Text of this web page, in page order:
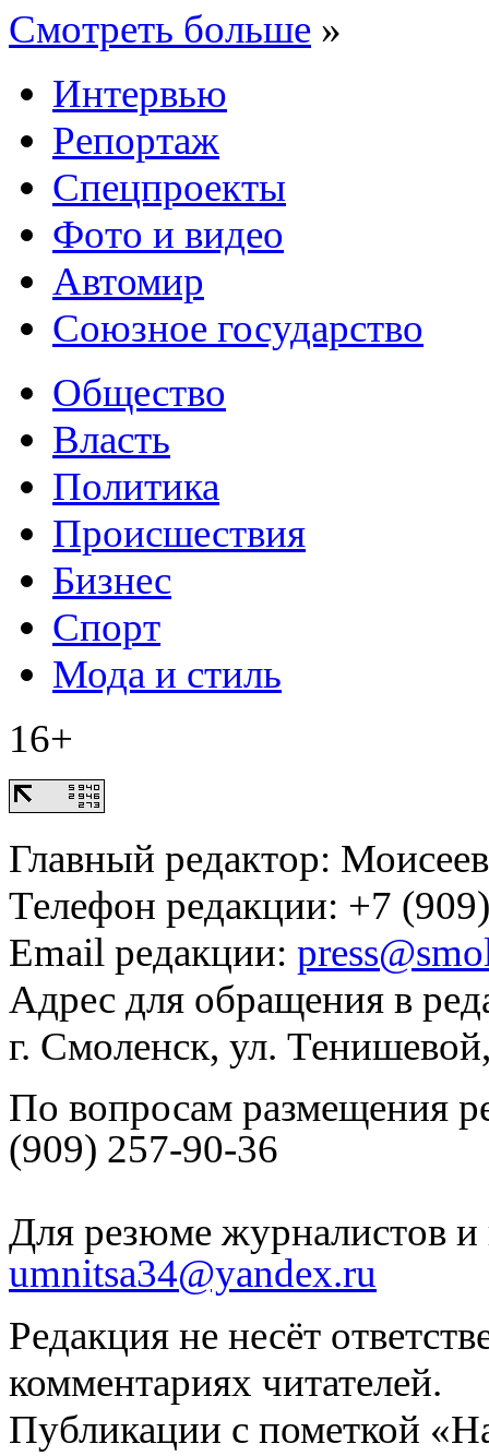
Смотреть больше »
Интервью
Репортаж
Спецпроекты
Фото и видео
Автомир
Союзное государство
Общество
Власть
Политика
Происшествия
Бизнес
Спорт
Мода и стиль
16+
Главный редактор:
Телефон редакции: +7
Email редакции:
Адрес для обращения в
г. Смоленск, ул.
По вопросам размещения
(909) 257-90-36
Для резюме журналистов и
umnitsa34@yandex.ru
Редакция не несёт
комментариях читателей.
Публикации с пометкой